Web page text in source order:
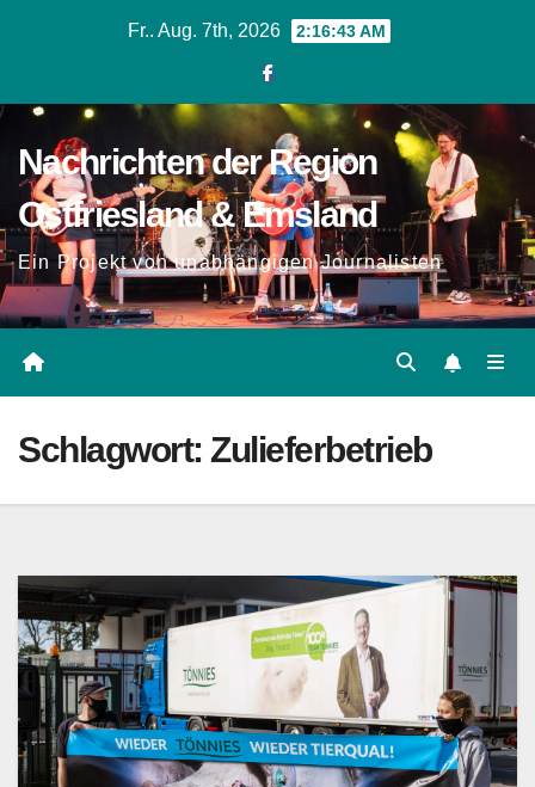
Fr.. Aug. 7th, 2026 2:16:43 AM
Nachrichten der Region
Ostfriesland & Emsland
Ein Projekt von unabhängigen Journalisten
Schlagwort: Zulieferbetrieb